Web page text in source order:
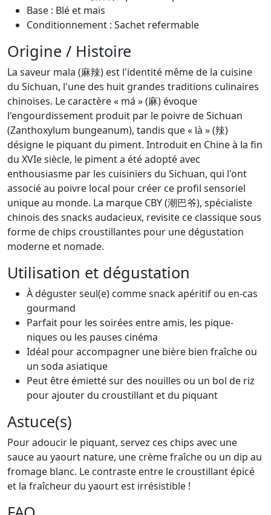
Base : Blé et maïs
Conditionnement : Sachet refermable
Origine / Histoire
La saveur mala (麻辣) est l'identité même de la cuisine
du Sichuan, l'une des huit grandes traditions culinaires
chinoises. Le caractère « má » (麻) évoque
l'engourdissement produit par le poivre de Sichuan
(Zanthoxylum bungeanum), tandis que « là » (辣)
désigne le piquant du piment. Introduit en Chine à la fin
du XVIe siècle, le piment a été adopté avec
enthousiasme par les cuisiniers du Sichuan, qui l'ont
associé au poivre local pour créer ce profil sensoriel
unique au monde. La marque CBY (潮巴爷), spécialiste
chinois des snacks audacieux, revisite ce classique sous
forme de chips croustillantes pour une dégustation
moderne et nomade.
Utilisation et dégustation
À déguster seul(e) comme snack apéritif ou en-cas
gourmand
Parfait pour les soirées entre amis, les pique-
niques ou les pauses cinéma
Idéal pour accompagner une bière bien fraîche ou
un soda asiatique
Peut être émietté sur des nouilles ou un bol de riz
pour ajouter du croustillant et du piquant
Astuce(s)
Pour adoucir le piquant, servez ces chips avec une
sauce au yaourt nature, une crème fraîche ou un dip au
fromage blanc. Le contraste entre le croustillant épicé
et la fraîcheur du yaourt est irrésistible !